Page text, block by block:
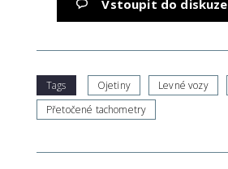
Vstoupit do diskuze
Tags Ojetiny Levné vozy
Přetočené tachometry